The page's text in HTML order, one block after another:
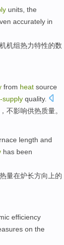
units the
accurately in
机组热力特性的数
from heat source
supply quality.
不影响供热质量。
length and
has been
量在炉长方向上的
efficiency
on the